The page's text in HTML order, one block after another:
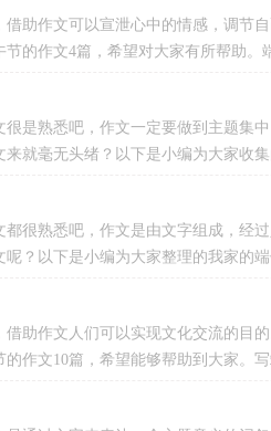
助作文可以宣泄心中的情感，调节
的作文4篇，希望对大家有所帮助。
是熟悉吧，作文一定要做到主题集
就毫无头绪？以下是小编为大家收
很熟悉吧，作文是由文字组成，经过
？以下是小编为大家整理的我家的
助作文人们可以实现文化交流的目
作文10篇，希望能够帮助到大家。